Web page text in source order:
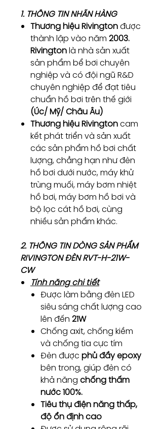
1. THÔNG TIN NHÃN HÀNG
Thương hiệu Rivingtonđược
thành lập vào năm 2003.
Rivingtonlà nhà sản xuất
sản phẩm bể bơi chuyên
nghiệp và có đội ngũ R&D
chuyên nghiệp để đạt tiêu
chuẩn hồ bơi trên thế giới
(Úc/ Mỹ/ Châu Âu)
Thương hiệu Rivingtoncam
kết phát triển và sản xuất
các sản phẩm hồ bơi chất
lượng, chẳng hạn như đèn
hồ bơi dưới nước, máy khử
trùng muối, máy bơm nhiệt
hồ bơi, máy bơm hồ bơi và
bộ lọc cát hồ bơi, cùng
nhiều sản phẩm khác.
2. THÔNG TIN DÒNG SẢN PHẨM
RIVINGTON ĐÈN RVT-H-21W-
CW
Tính năng chi tiết
Được làm bằng đèn LED
siêu sáng chất lượng cao
lên đến 21W
Chống axit, chống kiềm
và chống tia cực tím
Đèn được phủ đầy epoxy
bên trong, giúp đèn có
khả năng chống thấm
nước 100%.
Tiêu thụ điện năng thấp,
độ ổn định cao